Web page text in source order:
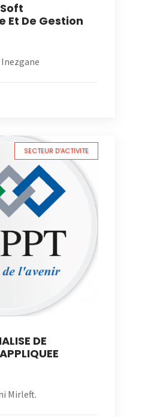
Et De Gestion
SECTEUR D'ACTIVITE
DE
Mirleft.